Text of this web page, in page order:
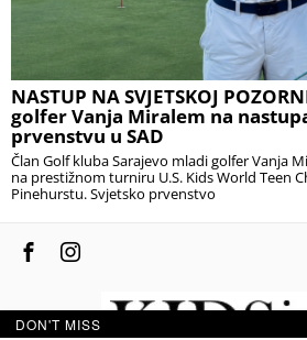
NASTUP NA SVJETSKOJ
golfer Vanja Miralem na
prvenstvu u SAD
Član Golf kluba Sarajevo mladi golfer Vanja
na prestižnom turniru U.S. Kids World Teen
Pinehurstu. Svjetsko prvenstvo
DON'T MISS